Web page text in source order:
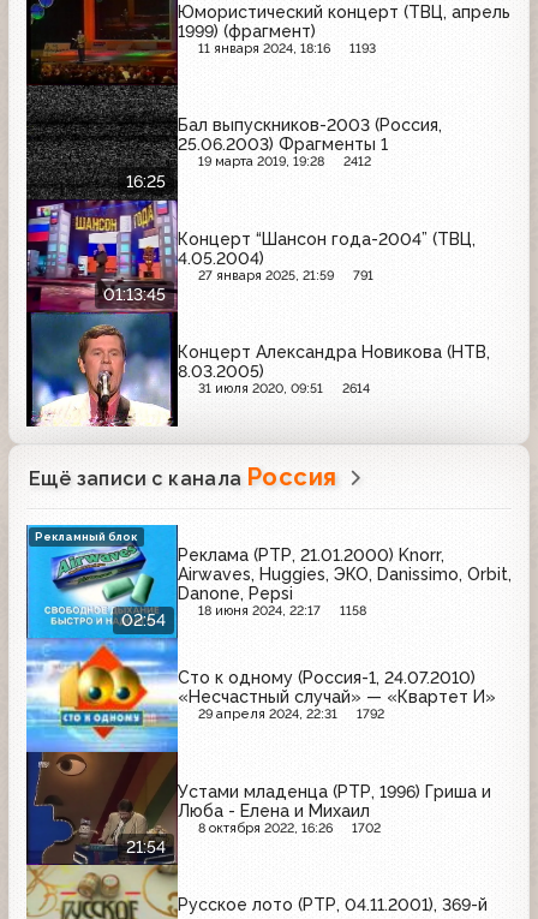
Юмористический концерт (ТВЦ, апрель
1999) (фрагмент)
11 января 2024, 18:16 1193
16:25
Бал выпускников-2003 (Россия,
25.06.2003) Фрагменты 1
19 марта 2019, 19:28 2412
01:13:45
Концерт “Шансон года-2004” (ТВЦ,
4.05.2004)
27 января 2025, 21:59 791
Концерт Александра Новикова (НТВ,
8.03.2005)
31 июля 2020, 09:51 2614
Ещё записи с канала Россия
02:54
Реклама (РТР, 21.01.2000) Knorr,
Airwaves, Huggies, ЭКО, Danissimo, Orbit,
Danone, Pepsi
18 июня 2024, 22:17 1158
Рекламный блок
Сто к одному (Россия-1, 24.07.2010)
«Несчастный случай» — «Квартет И»
29 апреля 2024, 22:31 1792
21:54
Устами младенца (РТР, 1996) Гриша и
Люба - Елена и Михаил
8 октября 2022, 16:26 1702
Русское лото (РТР, 04.11.2001), 369-й